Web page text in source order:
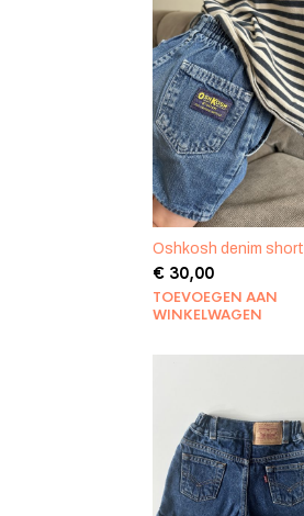
Oshkosh denim short
€30,00
TOEVOEGEN AAN
WINKELWAGEN